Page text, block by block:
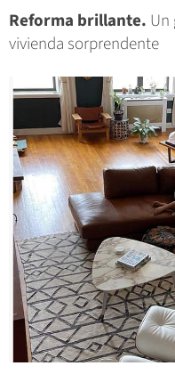
Reforma brillante. Un
vivienda sorprendente